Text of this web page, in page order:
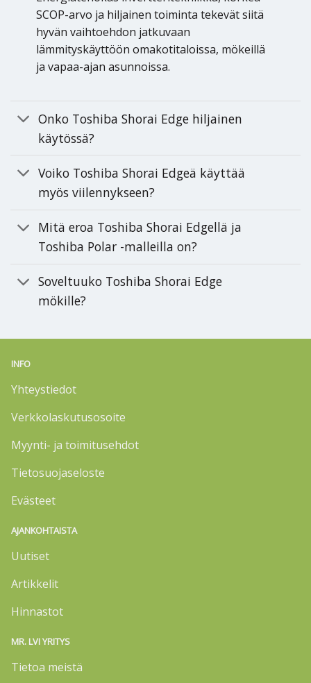
SCOP-arvo ja hiljainen toiminta tekevät siitä
hyvän vaihtoehdon jatkuvaan
lämmityskäyttöön omakotitaloissa, mökeillä
ja vapaa-ajan asunnoissa.
Onko Toshiba Shorai Edge hiljainen
käytössä?
Voiko Toshiba Shorai Edgeä käyttää
myös viilennykseen?
Mitä eroa Toshiba Shorai Edgellä ja
Toshiba Polar -malleilla on?
Soveltuuko Toshiba Shorai Edge
mökille?
INFO
Yhteystiedot
Verkkolaskutusosoite
Myynti- ja toimitusehdot
Tietosuojaseloste
Evästeet
AJANKOHTAISTA
Uutiset
Artikkelit
Hinnastot
MR. LVI YRITYS
Tietoa meistä